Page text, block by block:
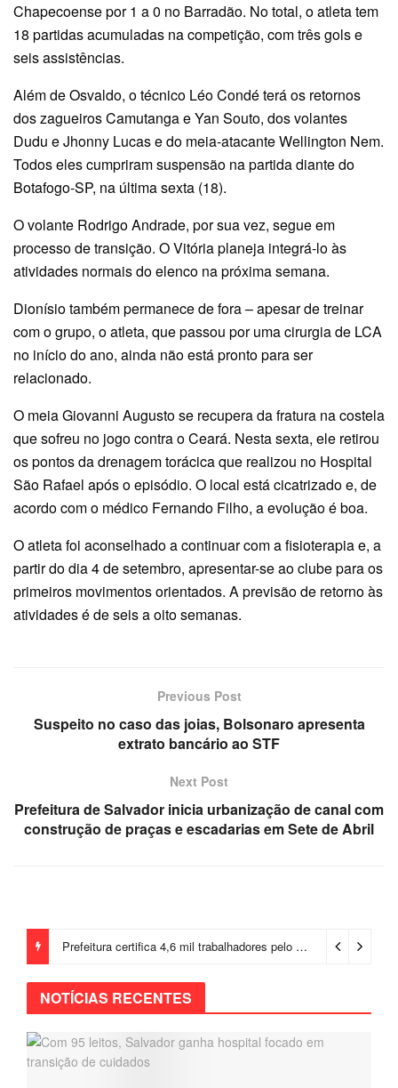
Chapecoense por 1 a 0 no Barradão. No total, o atleta tem
18 partidas acumuladas na competição, com três gols e
seis assistências.
Além de Osvaldo, o técnico Léo Condé terá os retornos
dos zagueiros Camutanga e Yan Souto, dos volantes
Dudu e Jhonny Lucas e do meia-atacante Wellington Nem.
Todos eles cumpriram suspensão na partida diante do
Botafogo-SP, na última sexta (18).
O volante Rodrigo Andrade, por sua vez, segue em
processo de transição. O Vitória planeja integrá-lo às
atividades normais do elenco na próxima semana.
Dionísio também permanece de fora – apesar de treinar
com o grupo, o atleta, que passou por uma cirurgia de LCA
no início do ano, ainda não está pronto para ser
relacionado.
O meia Giovanni Augusto se recupera da fratura na costela
que sofreu no jogo contra o Ceará. Nesta sexta, ele retirou
os pontos da drenagem torácica que realizou no Hospital
São Rafael após o episódio. O local está cicatrizado e, de
acordo com o médico Fernando Filho, a evolução é boa.
O atleta foi aconselhado a continuar com a fisioterapia e, a
partir do dia 4 de setembro, apresentar-se ao clube para os
primeiros movimentos orientados. A previsão de retorno às
atividades é de seis a oito semanas.
Previous Post
Suspeito no caso das joias, Bolsonaro apresenta
extrato bancário ao STF
Next Post
Prefeitura de Salvador inicia urbanização de canal com
construção de praças e escadarias em Sete de Abril
Prefeitura certifica 4,6 mil trabalhadores pelo programa Treinar para Empregar e realiza Feirão de Empregabilidade
NOTÍCIAS RECENTES